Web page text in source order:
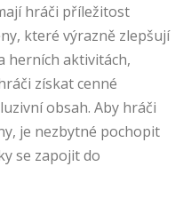
hráči příležitost
které výrazně zlepšují
herních aktivitách,
získat cenné
obsah. Aby hráči
je nezbytné pochopit
se zapojit do